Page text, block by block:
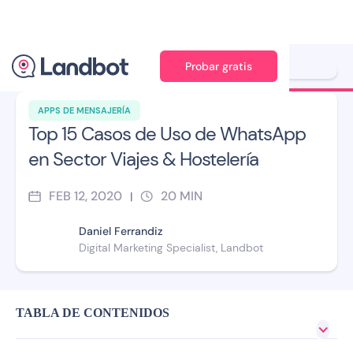
Probar gratis
APPS DE MENSAJERÍA
Top 15 Casos de Uso de WhatsApp
en Sector Viajes & Hostelería
FEB 12, 2020 | 20 MIN
Daniel Ferrandiz
Digital Marketing Specialist, Landbot
Ilustración: Jana Pérez
TABLA DE CONTENIDOS